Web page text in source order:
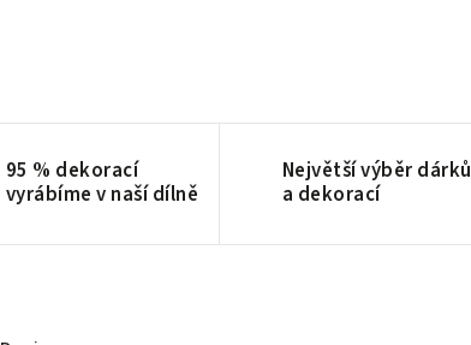
95 % dekorací
vyrábíme v naší dílně
Největší výběr dárků
a dekorací